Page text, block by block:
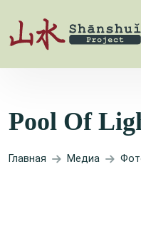
Pool Of
Главная Медиа